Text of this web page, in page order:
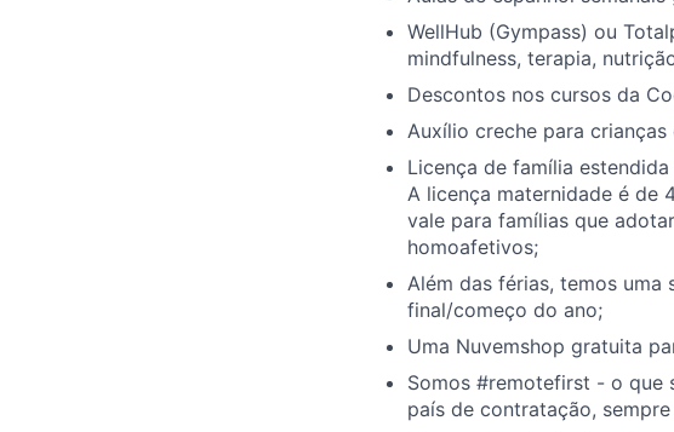
WellHub (Gympass) ou
mindfulness, terapia,
Descontos nos cursos da
Auxílio creche para crianças
Licença de família
A licença maternidade é de
vale para famílias que
homoafetivos;
Além das férias, temos uma
final/começo do ano;
Uma Nuvemshop gratuita
Somos #remotefirst - o que
país de contratação,